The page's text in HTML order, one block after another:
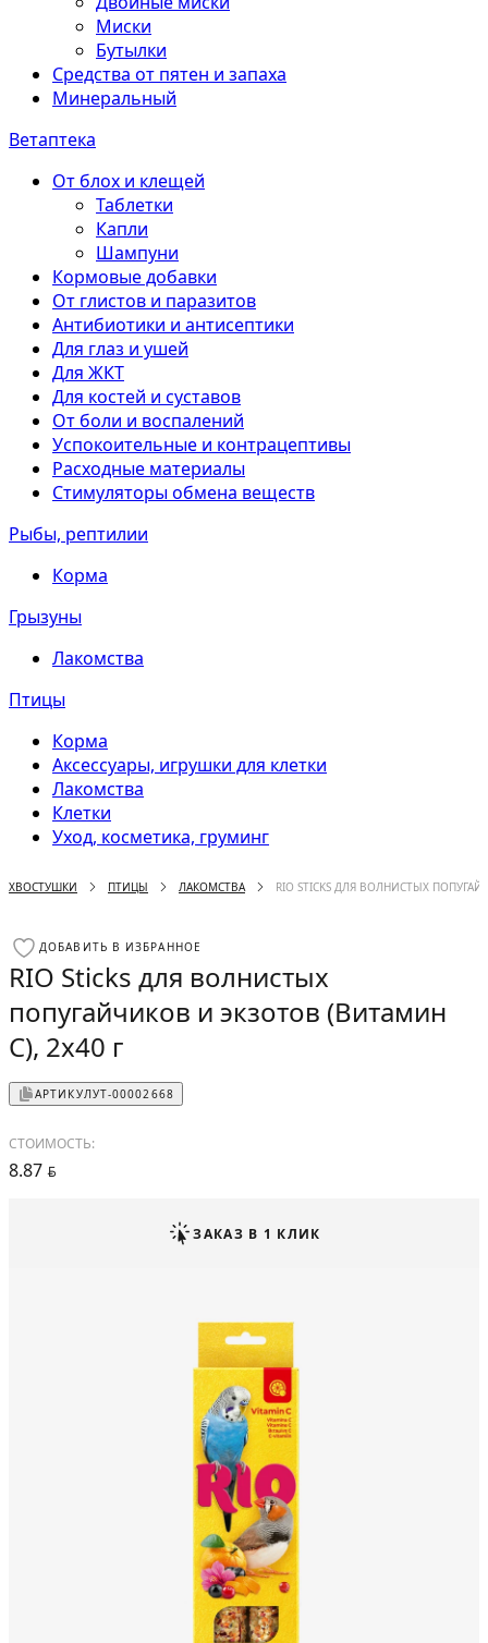
Миски
Бутылки
Средства от пятен и запаха
Минеральный
Ветаптека
От блох и клещей
Таблетки
Капли
Шампуни
Кормовые добавки
От глистов и паразитов
Антибиотики и антисептики
Для глаз и ушей
Для ЖКТ
Для костей и суставов
От боли и воспалений
Успокоительные и контрацептивы
Расходные материалы
Стимуляторы обмена веществ
Рыбы, рептилии
Корма
Грызуны
Лакомства
Птицы
Корма
Аксессуары, игрушки для клетки
Лакомства
Клетки
Уход, косметика, груминг
ХВОСТУШКИ ПТИЦЫ ЛАКОМСТВА RIO STICKS ДЛЯ ВОЛНИСТЫХ
ДОБАВИТЬ В ИЗБРАННОЕ
RIO Sticks для волнистых
попугайчиков и экзотов (Витамин
С), 2х40 г
АРТИКУЛУТ-00002668
СТОИМОСТЬ:
8.87 BYN
ЗАКАЗ В 1 КЛИК